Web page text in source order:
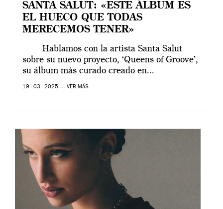
SANTA SALUT: «ESTE ÁLBUM ES
EL HUECO QUE TODAS
MERECEMOS TENER»
Hablamos con la artista Santa Salut
sobre su nuevo proyecto, ‘Queens of Groove’,
su álbum más curado creado en...
19 - 03 - 2025 — VER MÁS